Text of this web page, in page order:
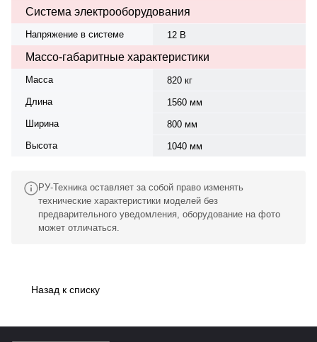
Система электрооборудования
Напряжение в системе 12 В
Массо-габаритные характеристики
Масса
820 кг
Длина
1560 мм
Ширина
800 мм
Высота
1040 мм
РУ-Техника оставляет за собой право изменять
технические характеристики моделей без
предварительного уведомления, оборудование на фото
может отличаться.
Назад к списку